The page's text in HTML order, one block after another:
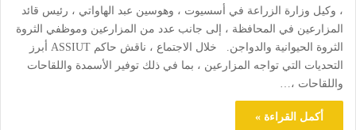
، وكيل وزارة الزراعة في أسسيوت ، وهوسين عبد الهاواتي ، رئيس قائد
المزارعين في المحافظة ، إلى جانب عدد من المزارعين وموظفي الثروة
الثروة الحيوانية والدواجن. خلال الاجتماع ، ناقش حاكم ASSIUT أبرز
التحديات التي تواجه المزارعين ، بما في ذلك توفير الأسمدة واللقاحات
واللقاحات ،…
أكمل القراءة »